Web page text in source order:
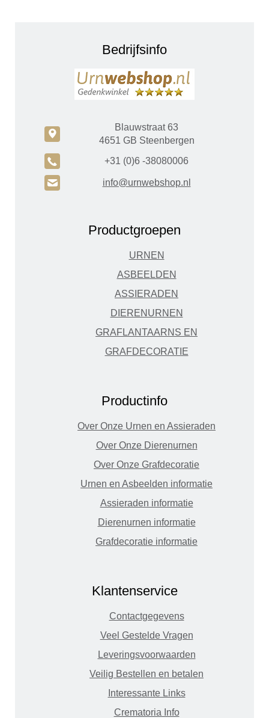
Bedrijfsinfo
c
Blauwstraat 63
4651 GB Steenbergen
A +31 (0)6 -38080006
H info@urnwebshop.nl
Productgroepen
URNEN
ASBEELDEN
ASSIERADEN
DIERENURNEN
GRAFLANTAARNS EN
GRAFDECORATIE
Productinfo
Over Onze Urnen en Assieraden
Over Onze Dierenurnen
Over Onze Grafdecoratie
Urnen en Asbeelden informatie
Assieraden informatie
Dierenurnen informatie
Grafdecoratie informatie
Klantenservice
Contactgegevens
Veel Gestelde Vragen
Leveringsvoorwaarden
Veilig Bestellen en betalen
Interessante Links
Crematoria Info